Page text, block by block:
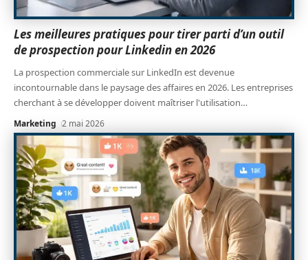
Les meilleures pratiques pour tirer parti d’un outil
de prospection pour Linkedin en 2026
La prospection commerciale sur LinkedIn est devenue
incontournable dans le paysage des affaires en 2026. Les entreprises
cherchant à se développer doivent maîtriser l'utilisation…
Marketing 2 mai 2026